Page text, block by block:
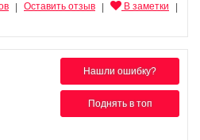
Оставить отзыв В заметки
Нашли ошибку?
Поднять в топ